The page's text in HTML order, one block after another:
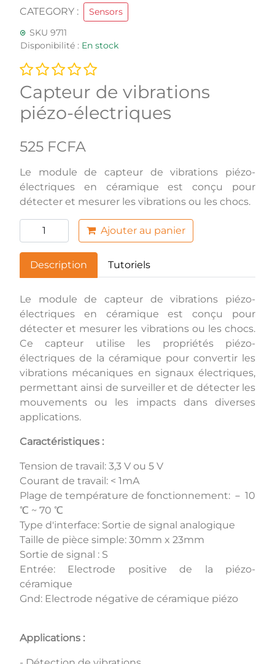
CATEGORY :
Sensors
SKU 9711
Disponibilité : En stock
Capteur de vibrations
piézo-électriques
525 FCFA
Le module de capteur de vibrations piézo-
électriques en céramique est conçu pour
détecter et mesurer les vibrations ou les chocs.
Ajouter au panier
Description Tutoriels
Le module de capteur de vibrations piézo-
électriques en céramique est conçu pour
détecter et mesurer les vibrations ou les chocs.
Ce capteur utilise les propriétés piézo-
électriques de la céramique pour convertir les
vibrations mécaniques en signaux électriques,
permettant ainsi de surveiller et de détecter les
mouvements ou les impacts dans diverses
applications.
Caractéristiques :
Tension de travail: 3,3 V ou 5 V
Courant de travail: < 1mA
Plage de température de fonctionnement: － 10
℃ ~ 70 ℃
Type d'interface: Sortie de signal analogique
Taille de pièce simple: 30mm x 23mm
Sortie de signal : S
Entrée: Electrode positive de la piézo-
céramique
Gnd: Electrode négative de céramique piézo
Applications :